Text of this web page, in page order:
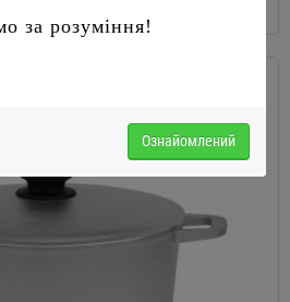
за розуміння!
Ознайомлений